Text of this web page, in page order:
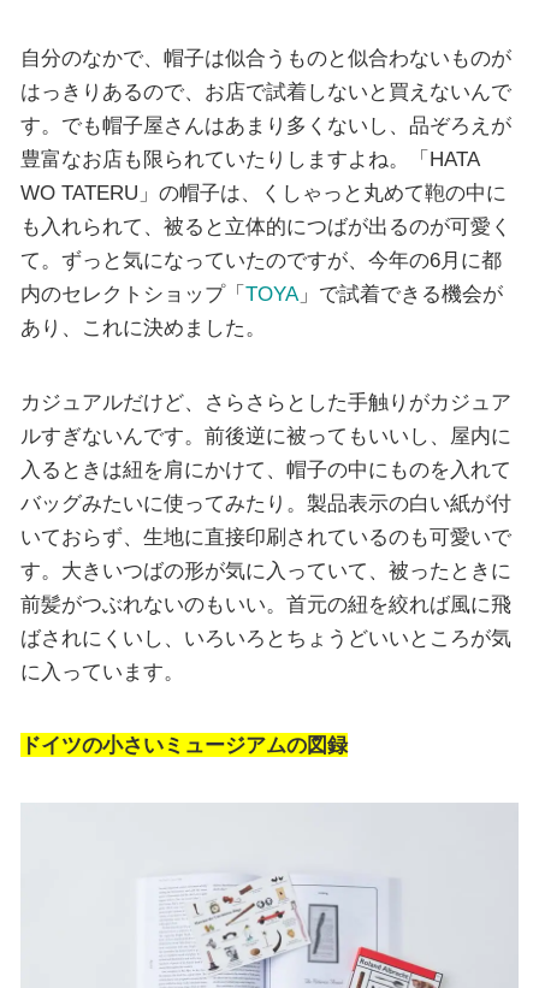
自分のなかで、帽子は似合うものと似合わないものが
はっきりあるので、お店で試着しないと買えないんで
す。でも帽子屋さんはあまり多くないし、品ぞろえが
豊富なお店も限られていたりしますよね。「HATA
WO TATERU」の帽子は、くしゃっと丸めて鞄の中に
も入れられて、被ると立体的につばが出るのが可愛く
て。ずっと気になっていたのですが、今年の6月に都
内のセレクトショップ「 TOYA」で試着できる機会が
あり、これに決めました。
カジュアルだけど、さらさらとした手触りがカジュア
ルすぎないんです。前後逆に被ってもいいし、屋内に
入るときは紐を肩にかけて、帽子の中にものを入れて
バッグみたいに使ってみたり。製品表示の白い紙が付
いておらず、生地に直接印刷されているのも可愛いで
す。大きいつばの形が気に入っていて、被ったときに
前髪がつぶれないのもいい。首元の紐を絞れば風に飛
ばされにくいし、いろいろとちょうどいいところが気
に入っています。
ドイツの小さいミュージアムの図録